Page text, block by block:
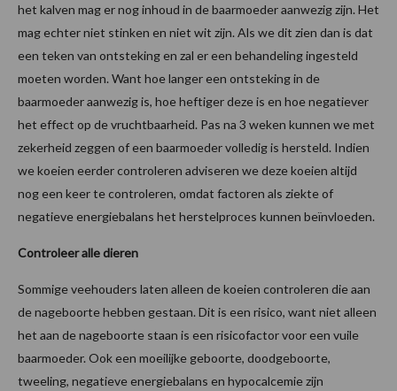
het kalven mag er nog inhoud in de baarmoeder aanwezig zijn. Het
mag echter niet stinken en niet wit zijn. Als we dit zien dan is dat
een teken van ontsteking en zal er een behandeling ingesteld
moeten worden. Want hoe langer een ontsteking in de
baarmoeder aanwezig is, hoe heftiger deze is en hoe negatiever
het effect op de vruchtbaarheid. Pas na 3 weken kunnen we met
zekerheid zeggen of een baarmoeder volledig is hersteld. Indien
we koeien eerder controleren adviseren we deze koeien altijd
nog een keer te controleren, omdat factoren als ziekte of
negatieve energiebalans het herstelproces kunnen beïnvloeden.
Controleer alle dieren
Sommige veehouders laten alleen de koeien controleren die aan
de nageboorte hebben gestaan. Dit is een risico, want niet alleen
het aan de nageboorte staan is een risicofactor voor een vuile
baarmoeder. Ook een moeilijke geboorte, doodgeboorte,
tweeling, negatieve energiebalans en hypocalcemie zijn